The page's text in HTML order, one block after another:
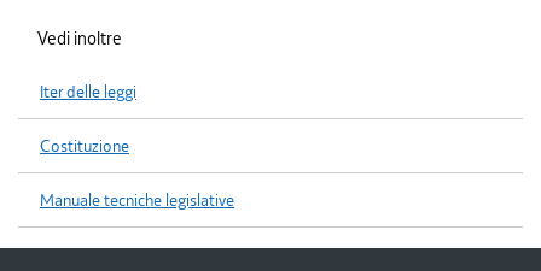
Vedi inoltre
Iter delle leggi
Costituzione
Manuale tecniche legislative